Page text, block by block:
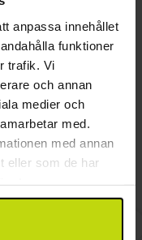
anpassa innehållet
funktioner
trafik. Vi
och annan
medier och
med.
med annan
eller som de har